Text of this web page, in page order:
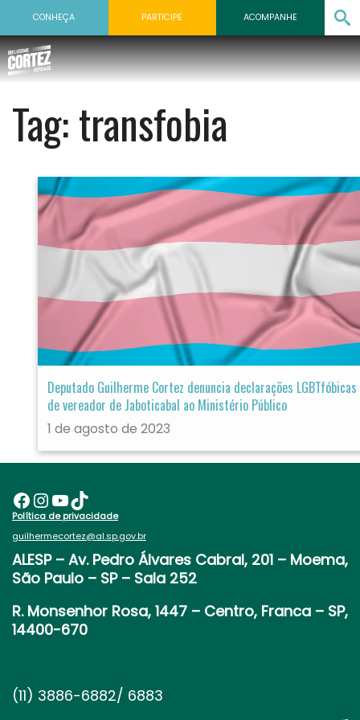
CONHEÇA PARTICIPE ACOMPANHE
Tag:transfobia
Deputado Guilherme Cortez denuncia declarações LGBTfóbicas
de vereador de Jaboticabal ao Ministério Público
1 de agosto de 2023
Facebook InstagramYoutube TikTok
Política de privacidade
guilhermecortez@al.sp.gov.br
ALESP – Av. Pedro Álvares Cabral, 201 – Moema,
São Paulo – SP – Sala 252
R. Monsenhor Rosa, 1447 – Centro, Franca – SP,
14400-670
(11) 3886-6882/ 6883